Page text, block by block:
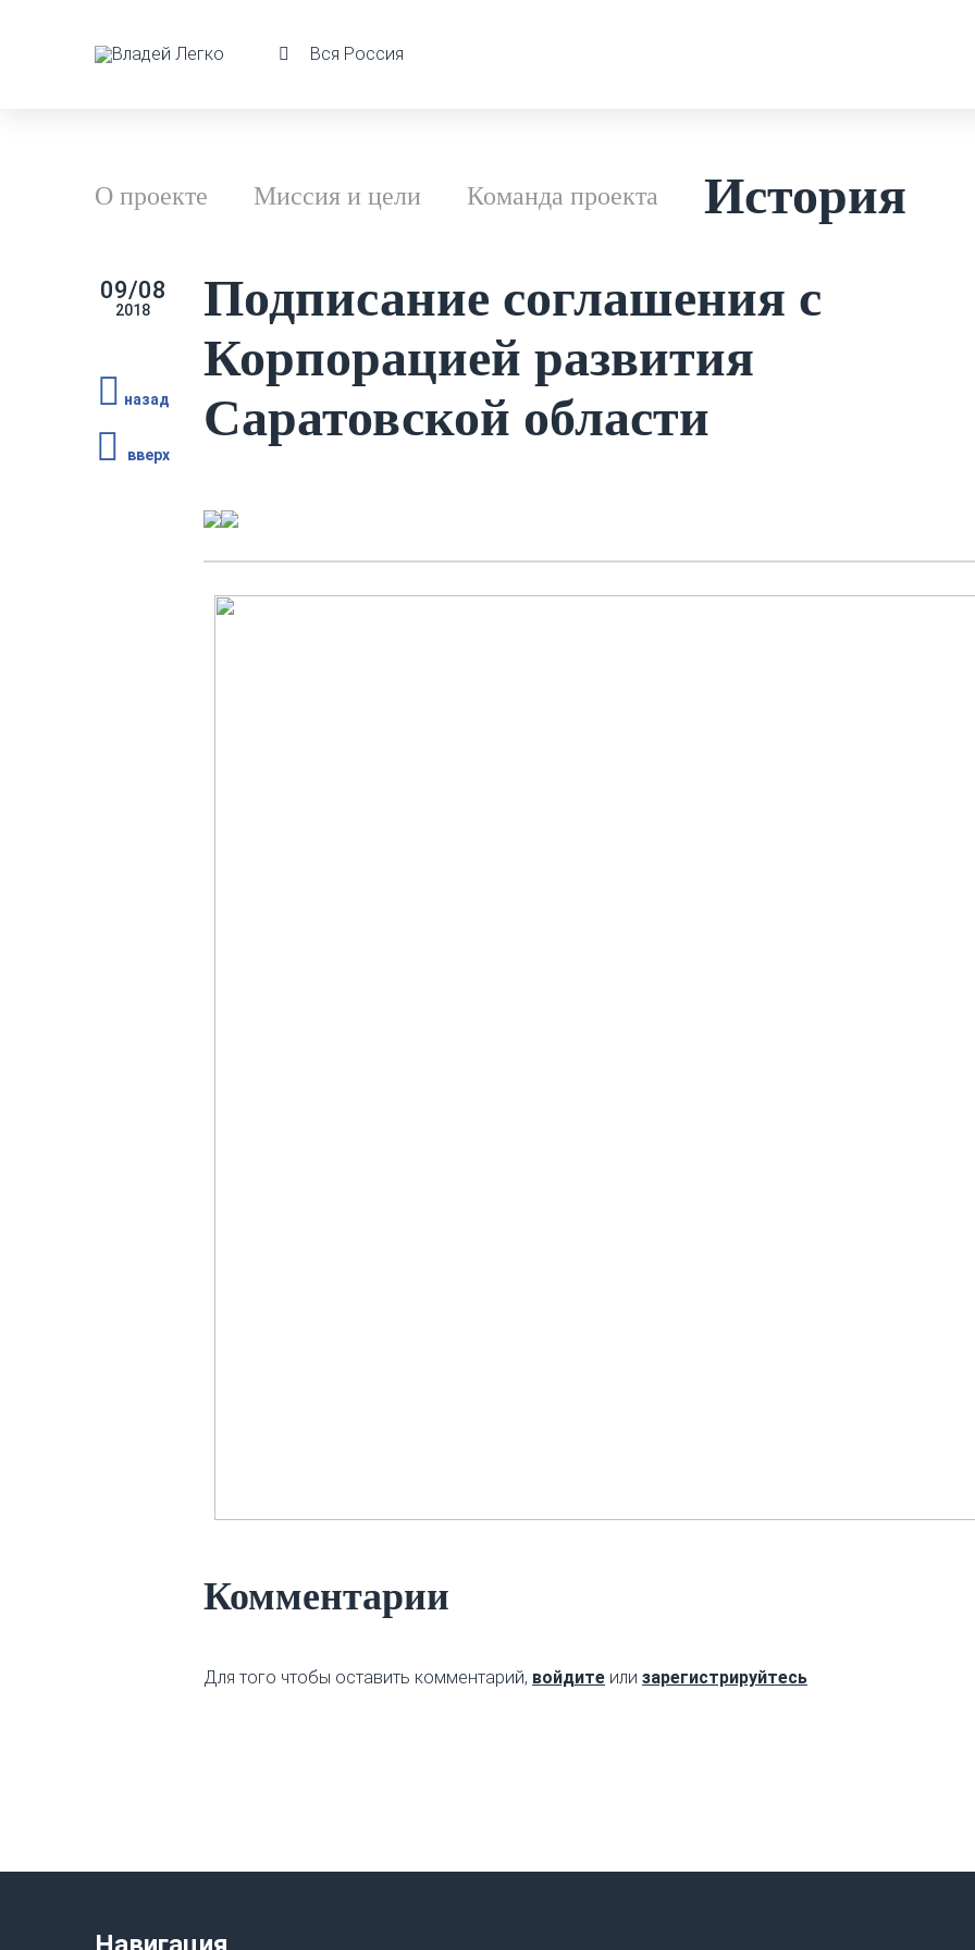
Вся Россия
О проекте Миссия и цели Команда проекта История
09/08
2018
назад
вверх
Подписание соглашения с
Корпорацией развития
Саратовской области
Комментарии
Для того чтобы оставить комментарий, войдите или зарегистрируйтесь